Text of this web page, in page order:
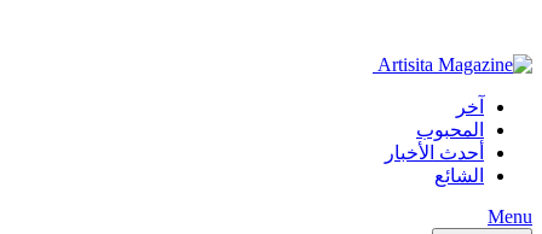
آخر
المحبوب
أحدث الأخبار
الشائع
Menu